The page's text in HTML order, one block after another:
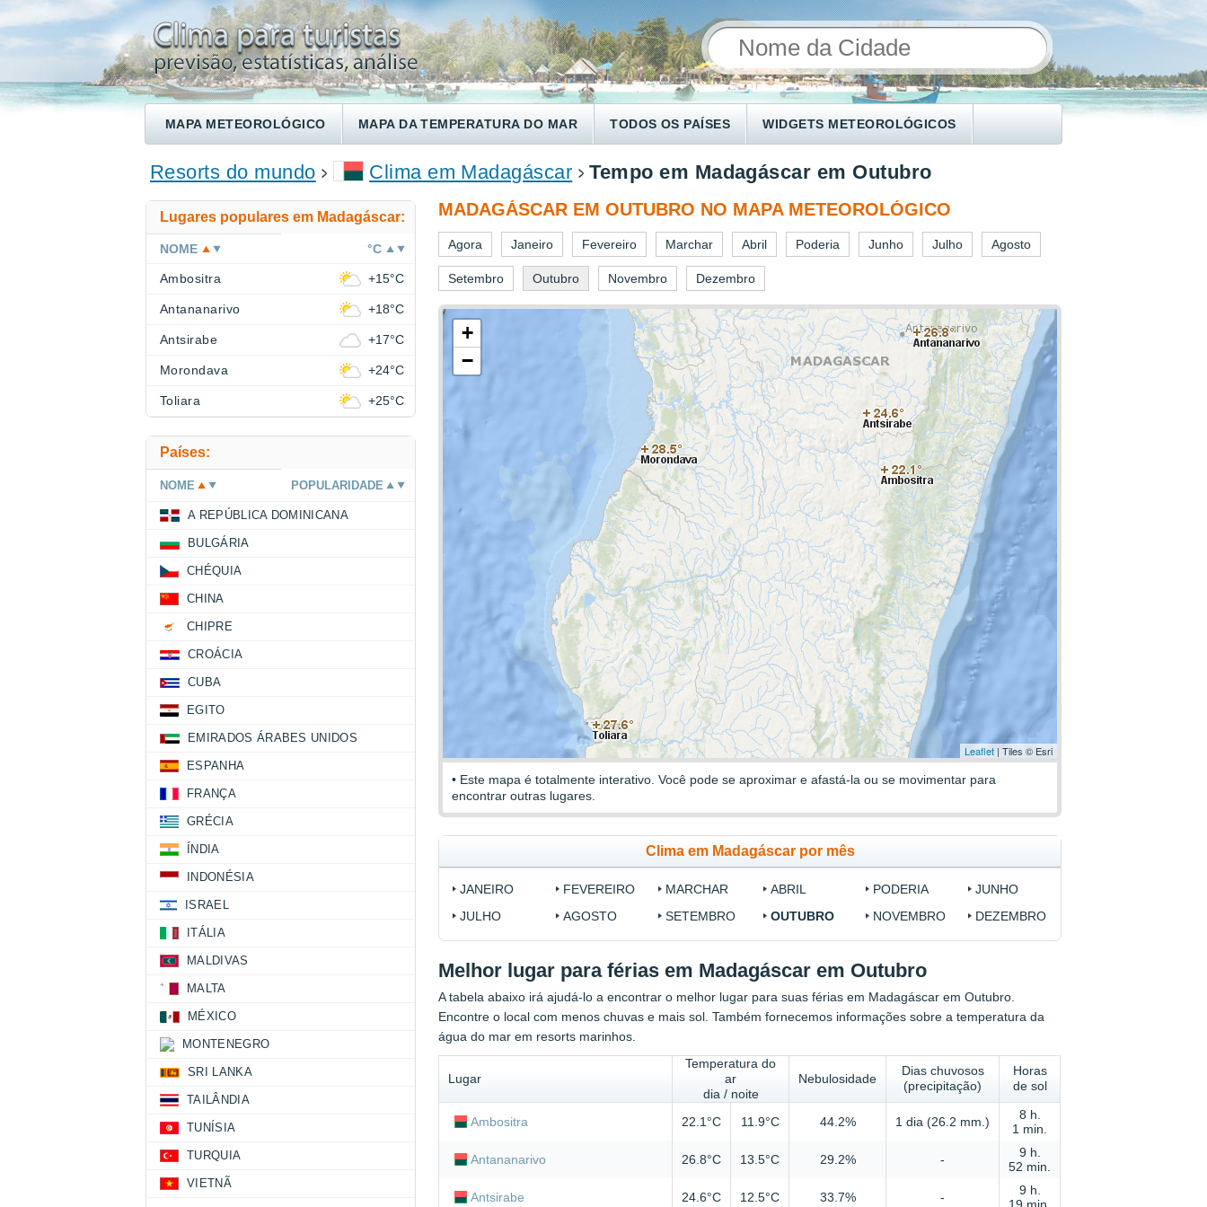
MAPA METEOROLÓGICO MAPA DA TEMPERATURA DO MAR TODOS OS PAÍSES WIDGETS METEOROLÓGICOS
ENCONTRE UM HOTEL
Resorts do mundo Clima em Madagáscar Tempo em Madagáscar em Outubro
MADAGÁSCAR EM OUTUBRO NO MAPA METEOROLÓGICO
Agora Janeiro Fevereiro Marchar Abril Poderia Junho Julho Agosto
Setembro Outubro Novembro Dezembro
+
−
Leaflet | Tiles © Esri
• Este mapa é totalmente interativo. Você pode se aproximar e afastá-la ou se movimentar para
encontrar outras lugares.
Clima em Madagáscar por mês
JANEIRO FEVEREIRO MARCHAR ABRIL PODERIA
JUNHO
JULHO
AGOSTO SETEMBRO OUTUBRO NOVEMBRO DEZEMBRO
Melhor lugar para férias em Madagáscar em Outubro
A tabela abaixo irá ajudá-lo a encontrar o melhor lugar para suas férias em Madagáscar em Outubro.
Encontre o local com menos chuvas e mais sol. Também fornecemos informações sobre a temperatura da
água do mar em resorts marinhos.
Lugar
Temperatura do
ar
dia / noite
Nebulosidade
Dias chuvosos
(precipitação)
Horas
de sol
Ambositra 22.1°C 11.9°C 44.2% 1 dia (26.2 mm.)
8 h.
1 min.
Antananarivo 26.8°C 13.5°C 29.2% -
9 h.
52 min.
Antsirabe 24.6°C 12.5°C 33.7% -
9 h.
Lugares populares em Madagáscar:
NOME °C
Ambositra +15°C
Antananarivo +18°C
Antsirabe +17°C
Morondava +24°C
Toliara +25°C
Países:
NOME POPULARIDADE
A REPÚBLICA DOMINICANA
BULGÁRIA
CHÉQUIA
CHINA
CHIPRE
CROÁCIA
CUBA
EGITO
EMIRADOS ÁRABES UNIDOS
ESPANHA
FRANÇA
GRÉCIA
ÍNDIA
INDONÉSIA
ISRAEL
ITÁLIA
MALDIVAS
MALTA
MÉXICO
MONTENEGRO
SRI LANKA
TAILÂNDIA
TUNÍSIA
TURQUIA
VIETNÃ